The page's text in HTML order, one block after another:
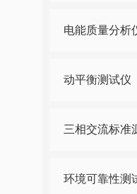
电能质量分析
动平衡测试仪
三相交流标准
环境可靠性测